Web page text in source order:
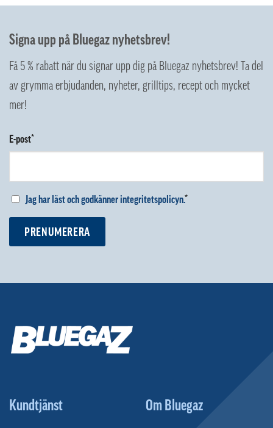
Signa upp på Bluegaz nyhetsbrev!
Få 5 % rabatt när du signar upp dig på Bluegaz nyhetsbrev! Ta del
av grymma erbjudanden, nyheter, grilltips, recept och mycket
mer!
E-post*
Jag har läst och godkänner integritetspolicyn.*
PRENUMERERA
Kundtjänst Om Bluegaz